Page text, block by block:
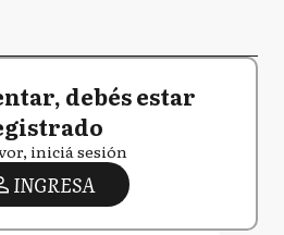
debés estar
iniciá sesión
INGRESA